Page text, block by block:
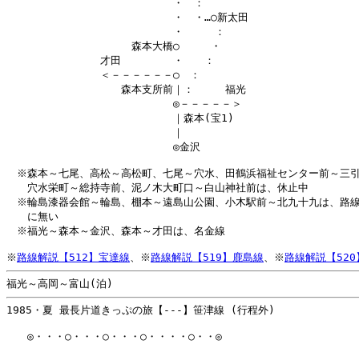
・　：
・　・…○新太田
・　　　：
森本大橋○　　　・
才田　　　　　・　　：
＜－－－－－－○　：
森本支所前｜：　　　福光
◎－－－－－＞
｜森本(宝1)
｜
◎金沢
※森本～七尾、高松～高松町、七尾～穴水、田鶴浜福祉センター前～三
穴水栄町～総持寺前、泥ノ木大町口～白山神社前は、休止中
※輪島漆器会館～輪島、棚本～遠島山公園、小木駅前～北九十九は、路
に無い
※福光～森本～金沢、森本～才田は、名金線
※ 路線解説【512】宝達線、※ 路線解説【519】鹿島線、※ 路線解説【520
1985・夏 最長片道きっぷの旅【---】笹津線 (行程外)
◎・・・○・・・○・・・○・・・・○・・◎